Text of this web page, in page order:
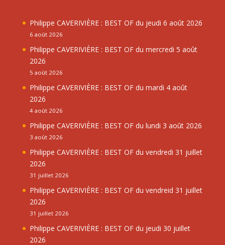
Philippe CAVERIVIÈRE : BEST OF du jeudi 6 août 2026
6 août 2026
Philippe CAVERIVIÈRE : BEST OF du mercredi 5 août
2026
5 août 2026
Philippe CAVERIVIÈRE : BEST OF du mardi 4 août
2026
4 août 2026
Philippe CAVERIVIÈRE : BEST OF du lundi 3 août 2026
3 août 2026
Philippe CAVERIVIÈRE : BEST OF du vendredi 31 juillet
2026
31 juillet 2026
Philippe CAVERIVIÈRE : BEST OF du vendreid 31 juillet
2026
31 juillet 2026
Philippe CAVERIVIÈRE : BEST OF du jeudi 30 juillet
2026